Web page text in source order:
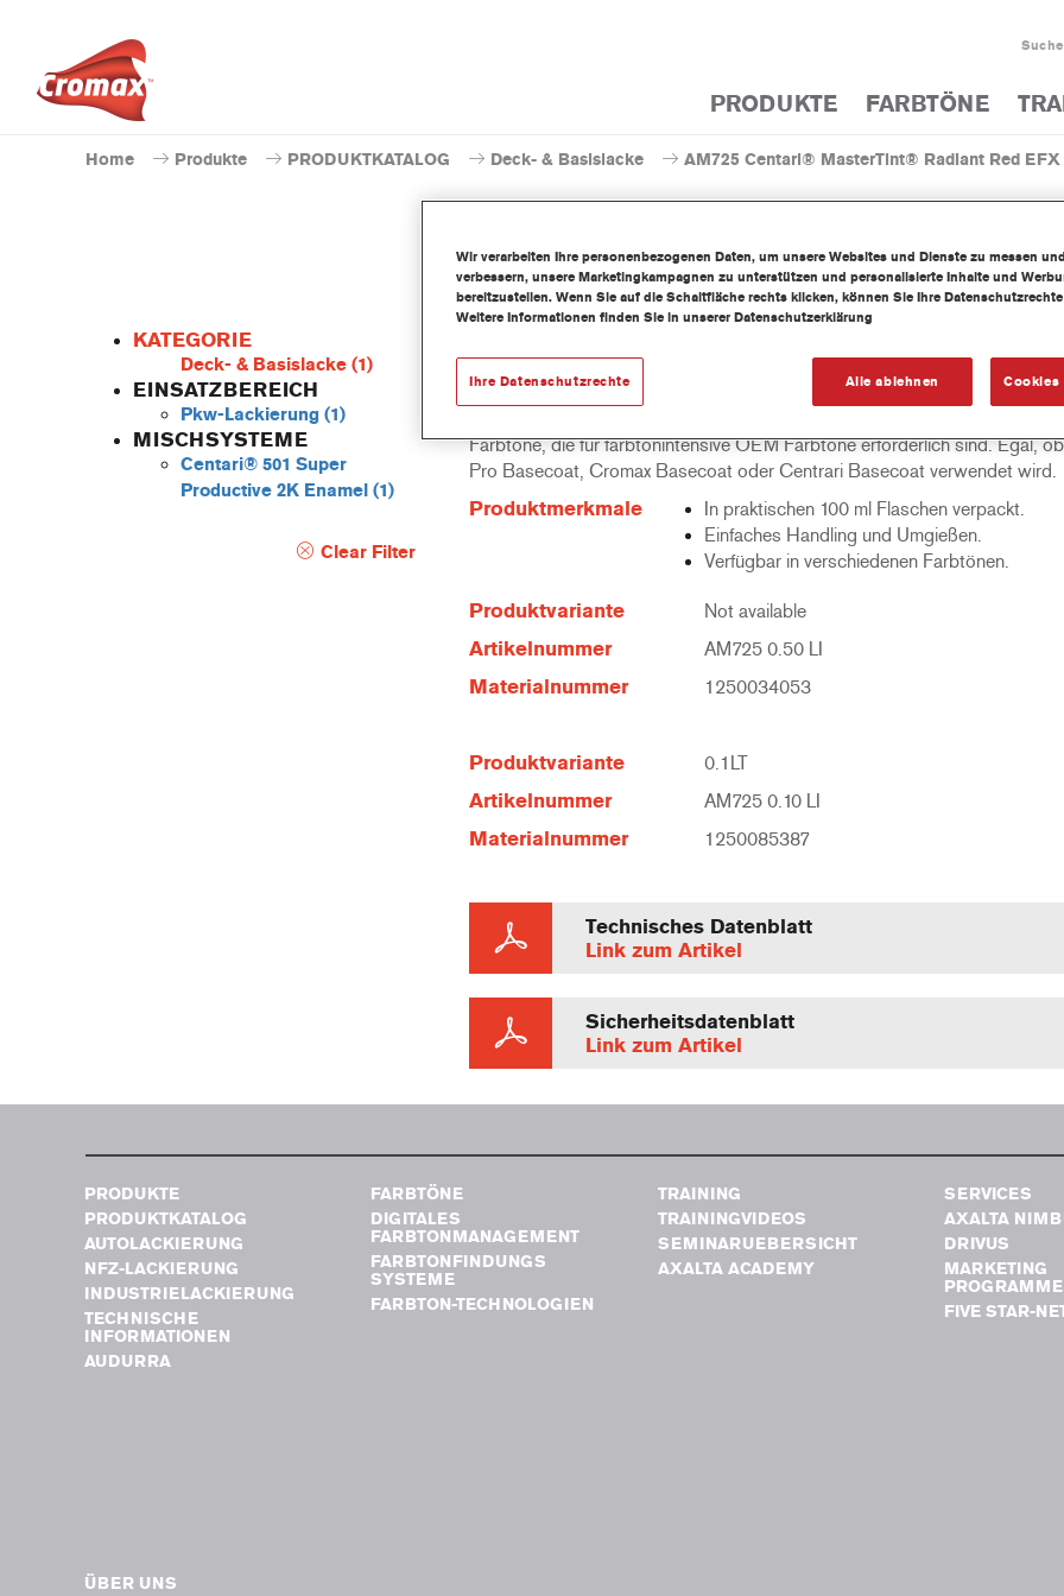
Suche
PRODUKTE FARBTÖNE
Home Produkte PRODUKTKATALOG Deck- & Basislacke AM725 Centari® MasterTint® Radiant Red EFX
KATEGORIE
Deck- & Basislacke (1)
EINSATZBEREICH
Pkw-Lackierung (1)
MISCHSYSTEME
Centari® 501 Super
Productive 2K Enamel (1)
Clear Filter
AM725 Centari®
Farbtöne, die für farbtonintensive OEM Farbtöne erforderlich sind. Egal,
Pro Basecoat, Cromax Basecoat oder Centrari Basecoat verwendet wird.
Produktmerkmale
In praktischen 100 ml Flaschen verpackt.
Einfaches Handling und Umgießen.
Verfügbar in verschiedenen Farbtönen.
Produktvariante Not available
Artikelnummer AM725 0.50 LI
Materialnummer 1250034053
Produktvariante 0.1LT
Artikelnummer AM725 0.10 LI
Materialnummer 1250085387
Technisches Datenblatt
Link zum Artikel
Sicherheitsdatenblatt
Link zum Artikel
PRODUKTE
PRODUKTKATALOG
AUTOLACKIERUNG
NFZ-LACKIERUNG
INDUSTRIELACKIERUNG
TECHNISCHE
INFORMATIONEN
AUDURRA
FARBTÖNE
DIGITALES
FARBTONMANAGEMENT
FARBTONFINDUNGS
SYSTEME
FARBTON-TECHNOLOGIEN
TRAINING
TRAININGVIDEOS
SEMINARUEBERSICHT
AXALTA ACADEMY
SERVICES
AXALTA
DRIVUS
MARKETING
FIVE STAR-
ÜBER UNS
Wir verarbeiten Ihre personenbezogenen Daten, um unsere Websites und Dienste zu messen
verbessern, unsere Marketingkampagnen zu unterstützen und personalisierte Inhalte und
bereitzustellen. Wenn Sie auf die Schaltfläche rechts klicken, können Sie Ihre
Weitere Informationen finden Sie in unserer Datenschutzerklärung
Alle ablehnen Cookies
Ihre Datenschutzrechte